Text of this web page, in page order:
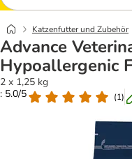
Katzenfutter und Zubehör
Advance
Hypoallergenic
2 x 1,25 kg
: 5.0/5
(1)